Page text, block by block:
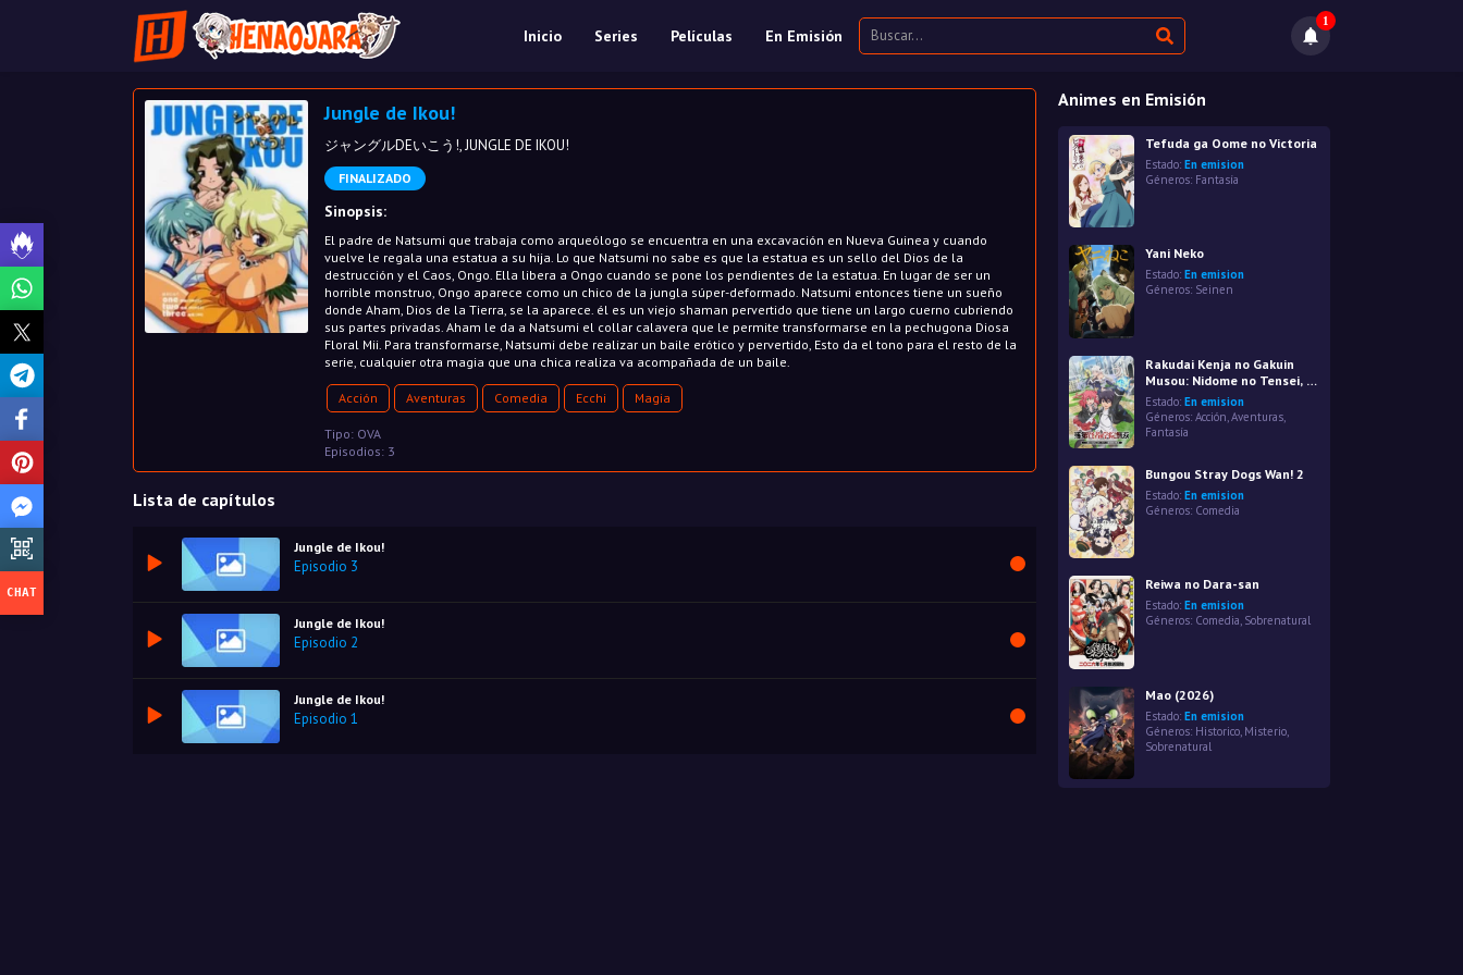
Inicio Series Películas En Emisión
1
Jungle de Ikou!
ジャングルDEいこう!, JUNGLE DE IKOU!
FINALIZADO
Sinopsis:
El padre de Natsumi que trabaja como arqueólogo se encuentra en una excavación en Nueva Guinea y cuando
vuelve le regala una estatua a su hija. Lo que Natsumi no sabe es que la estatua es un sello del Dios de la
destrucción y el Caos, Ongo. Ella libera a Ongo cuando se pone los pendientes de la estatua. En lugar de ser un
horrible monstruo, Ongo aparece como un chico de la jungla súper-deformado. Natsumi entonces tiene un sueño
donde Aham, Dios de la Tierra, se la aparece. él es un viejo shaman pervertido que tiene un largo cuerno cubriendo
sus partes privadas. Aham le da a Natsumi el collar calavera que le permite transformarse en la pechugona Diosa
Floral Mii. Para transformarse, Natsumi debe realizar un baile erótico y pervertido, Esto da el tono para el resto de la
serie, cualquier otra magia que una chica realiza va acompañada de un baile.
Acción Aventuras Comedia Ecchi Magia
Tipo: OVA
Episodios: 3
Lista de capítulos
Jungle de Ikou!
Episodio 3
Jungle de Ikou!
Episodio 2
Jungle de Ikou!
Episodio 1
Animes en Emisión
Tefuda ga Oome no Victoria
Estado: En emision
Géneros: Fantasía
Yani Neko
Estado: En emision
Géneros: Seinen
Rakudai Kenja no Gakuin
Musou: Nidome no Tensei, S-
Rank Cheat Majutsushi
Boukenroku
Estado: En emision
Géneros: Acción Aventuras
Fantasía
Bungou Stray Dogs Wan! 2
Estado: En emision
Géneros: Comedia
Reiwa no Dara-san
Estado: En emision
Géneros: Comedia, Sobrenatural
Mao (2026)
Estado: En emision
Géneros: Historico Misterio
Sobrenatural